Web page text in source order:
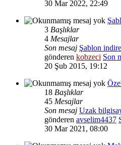
30 Mar 2022, 22:49
3 Başlıklar
4 Mesajlar
Son mesaj Şablon
gönderen kobzeci Son
20 Şub 2015, 19:12
18 Başlıklar
45 Mesajlar
Son mesaj Uzak
gönderen avselim4437
30 Mar 2021, 08:00